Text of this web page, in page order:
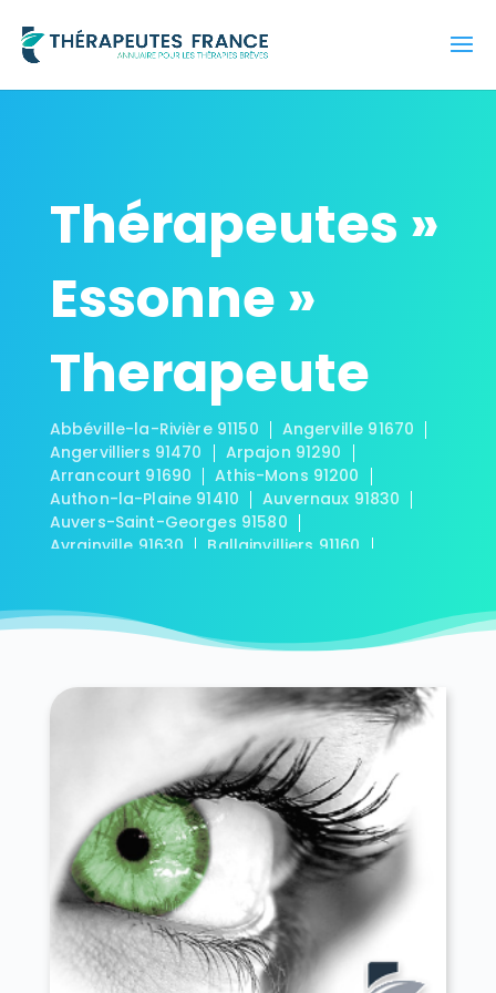
Thérapeutes »
Essonne »
Therapeute
Abbéville-la-Rivière 91150
Angerville 91670
Angervilliers 91470
Arpajon 91290
Arrancourt 91690
Athis-Mons 91200
Authon-la-Plaine 91410
Auvernaux 91830
Auvers-Saint-Georges 91580
Avrainville 91630
Ballainvilliers 91160
Boigneville 91720
Boissy-la-Rivière 91690
Boissy-sous-Saint-Yon 91790
Bondoufle 91070
Boullay-les-Troux 91470
Boussy-Saint-Antoine 91800
Boutervilliers 91150
Boutigny-sur-Essonne 91820
Bouville 91880
Brétigny-sur-Orge 91220
Breuillet 91650
Breux-Jouy 91650
Brières-les-Scellés 91150
Briis-sous-Forges 91640
Brouy 91150
Brunoy 91800
Bruyères-le-Châtel 91680
Buno-Bonnevaux 91720
Bures-sur-Yvette 91440
Cerny 91590
Chalo-Saint-Mars 91780
Chalou-Moulineux 91740